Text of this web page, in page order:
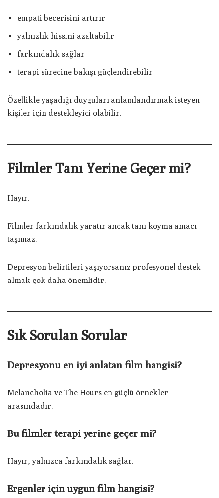
empati becerisini artırır
yalnızlık hissini azaltabilir
farkındalık sağlar
terapi sürecine bakışı güçlendirebilir
Özellikle yaşadığı duyguları anlamlandırmak isteyen
kişiler için destekleyici olabilir.
Filmler Tanı Yerine Geçer mi?
Hayır.
Filmler farkındalık yaratır ancak tanı koyma amacı
taşımaz.
Depresyon belirtileri yaşıyorsanız profesyonel destek
almak çok daha önemlidir.
Sık Sorulan Sorular
Depresyonu en iyi anlatan film hangisi?
Melancholia ve The Hours en güçlü örnekler
arasındadır.
Bu filmler terapi yerine geçer mi?
Hayır, yalnızca farkındalık sağlar.
Ergenler için uygun film hangisi?